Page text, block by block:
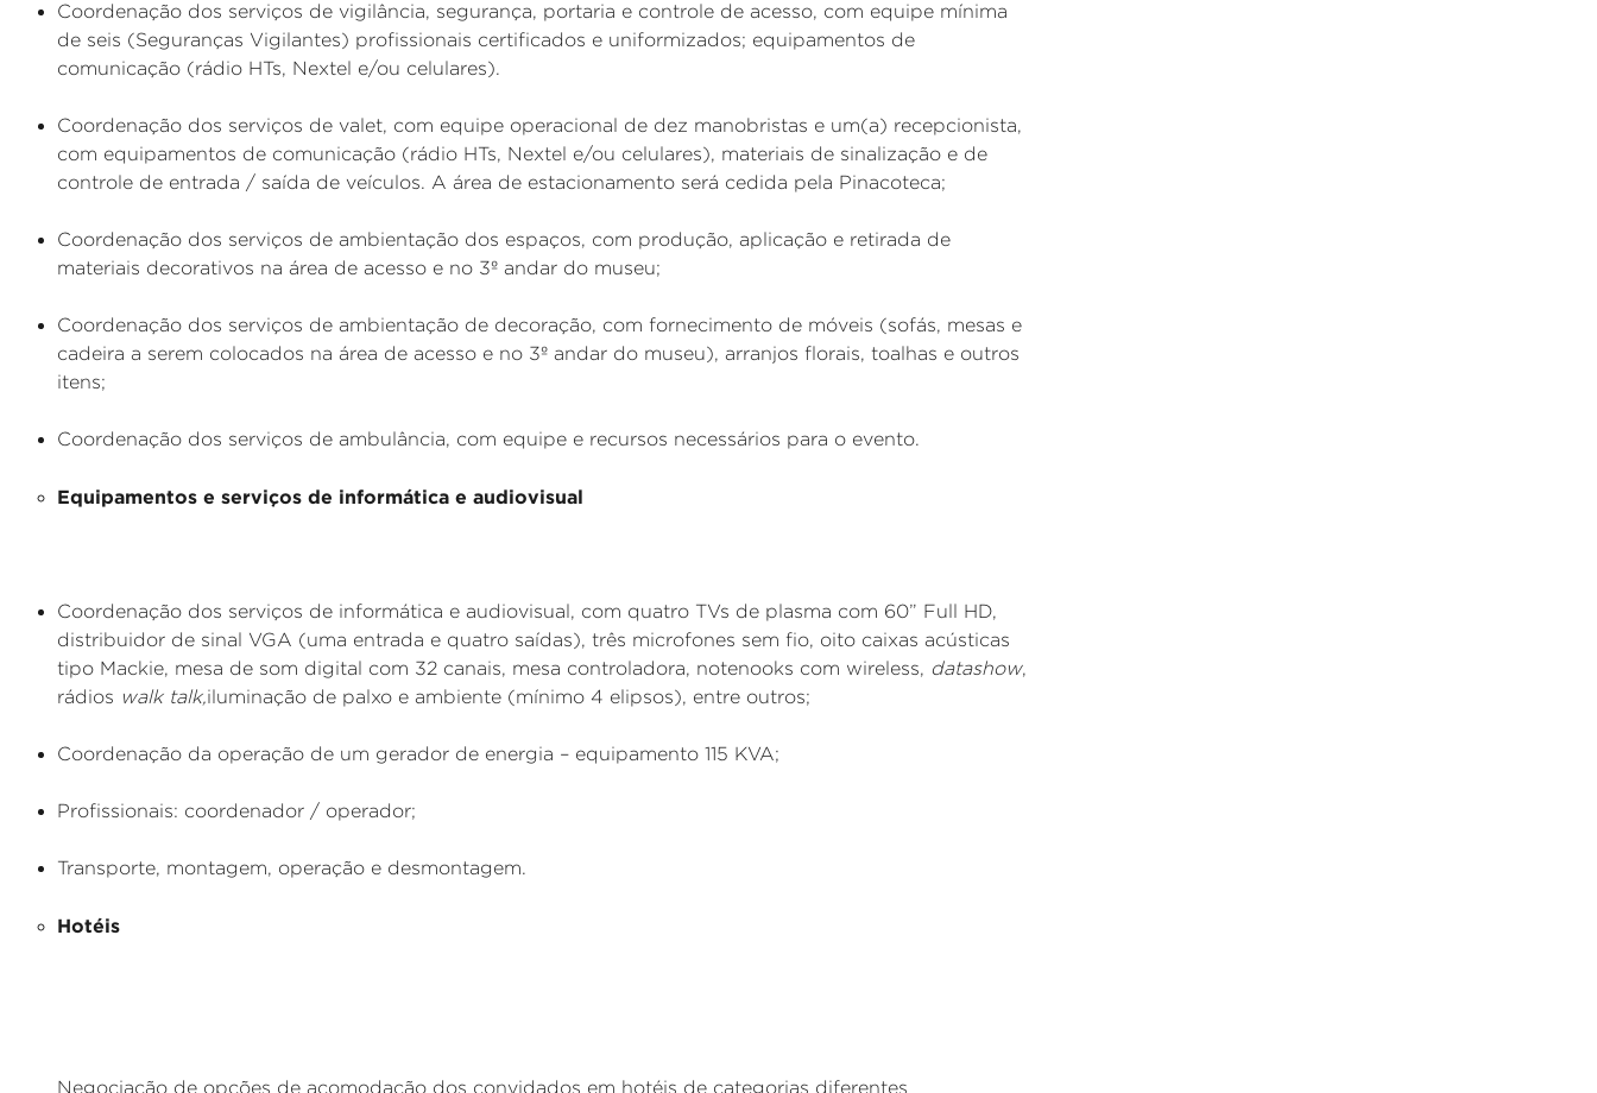
Coordenação dos serviços de vigilância, segurança, portaria e controle de acesso, com equipe mínima
de seis (Seguranças Vigilantes) profissionais certificados e uniformizados; equipamentos de
comunicação (rádio HTs, Nextel e/ou celulares).
Coordenação dos serviços de valet, com equipe operacional de dez manobristas e um(a) recepcionista,
com equipamentos de comunicação (rádio HTs, Nextel e/ou celulares), materiais de sinalização e de
controle de entrada / saída de veículos. A área de estacionamento será cedida pela Pinacoteca;
Coordenação dos serviços de ambientação dos espaços, com produção, aplicação e retirada de
materiais decorativos na área de acesso e no 3º andar do museu;
Coordenação dos serviços de ambientação de decoração, com fornecimento de móveis (sofás, mesas e
cadeira a serem colocados na área de acesso e no 3º andar do museu), arranjos florais, toalhas e outros
itens;
Coordenação dos serviços de ambulância, com equipe e recursos necessários para o evento.
Equipamentos e serviços de informática e audiovisual
Coordenação dos serviços de informática e audiovisual, com quatro TVs de plasma com 60” Full HD,
distribuidor de sinal VGA (uma entrada e quatro saídas), três microfones sem fio, oito caixas acústicas
tipo Mackie, mesa de som digital com 32 canais, mesa controladora, notenooks com wireless, datashow,
rádios walk talk,iluminação de palxo e ambiente (mínimo 4 elipsos), entre outros;
Coordenação da operação de um gerador de energia – equipamento 115 KVA;
Profissionais: coordenador / operador;
Transporte, montagem, operação e desmontagem.
Hotéis
Negociação de opções de acomodação dos convidados em hotéis de categorias diferentes